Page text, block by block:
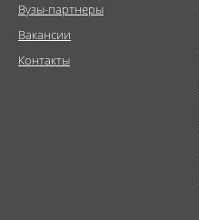
Вузы-партнеры
Вакансии
Контакты